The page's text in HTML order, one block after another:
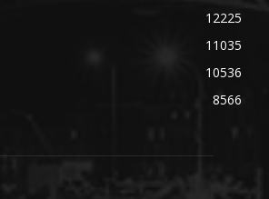
12225
11035
10536
8566